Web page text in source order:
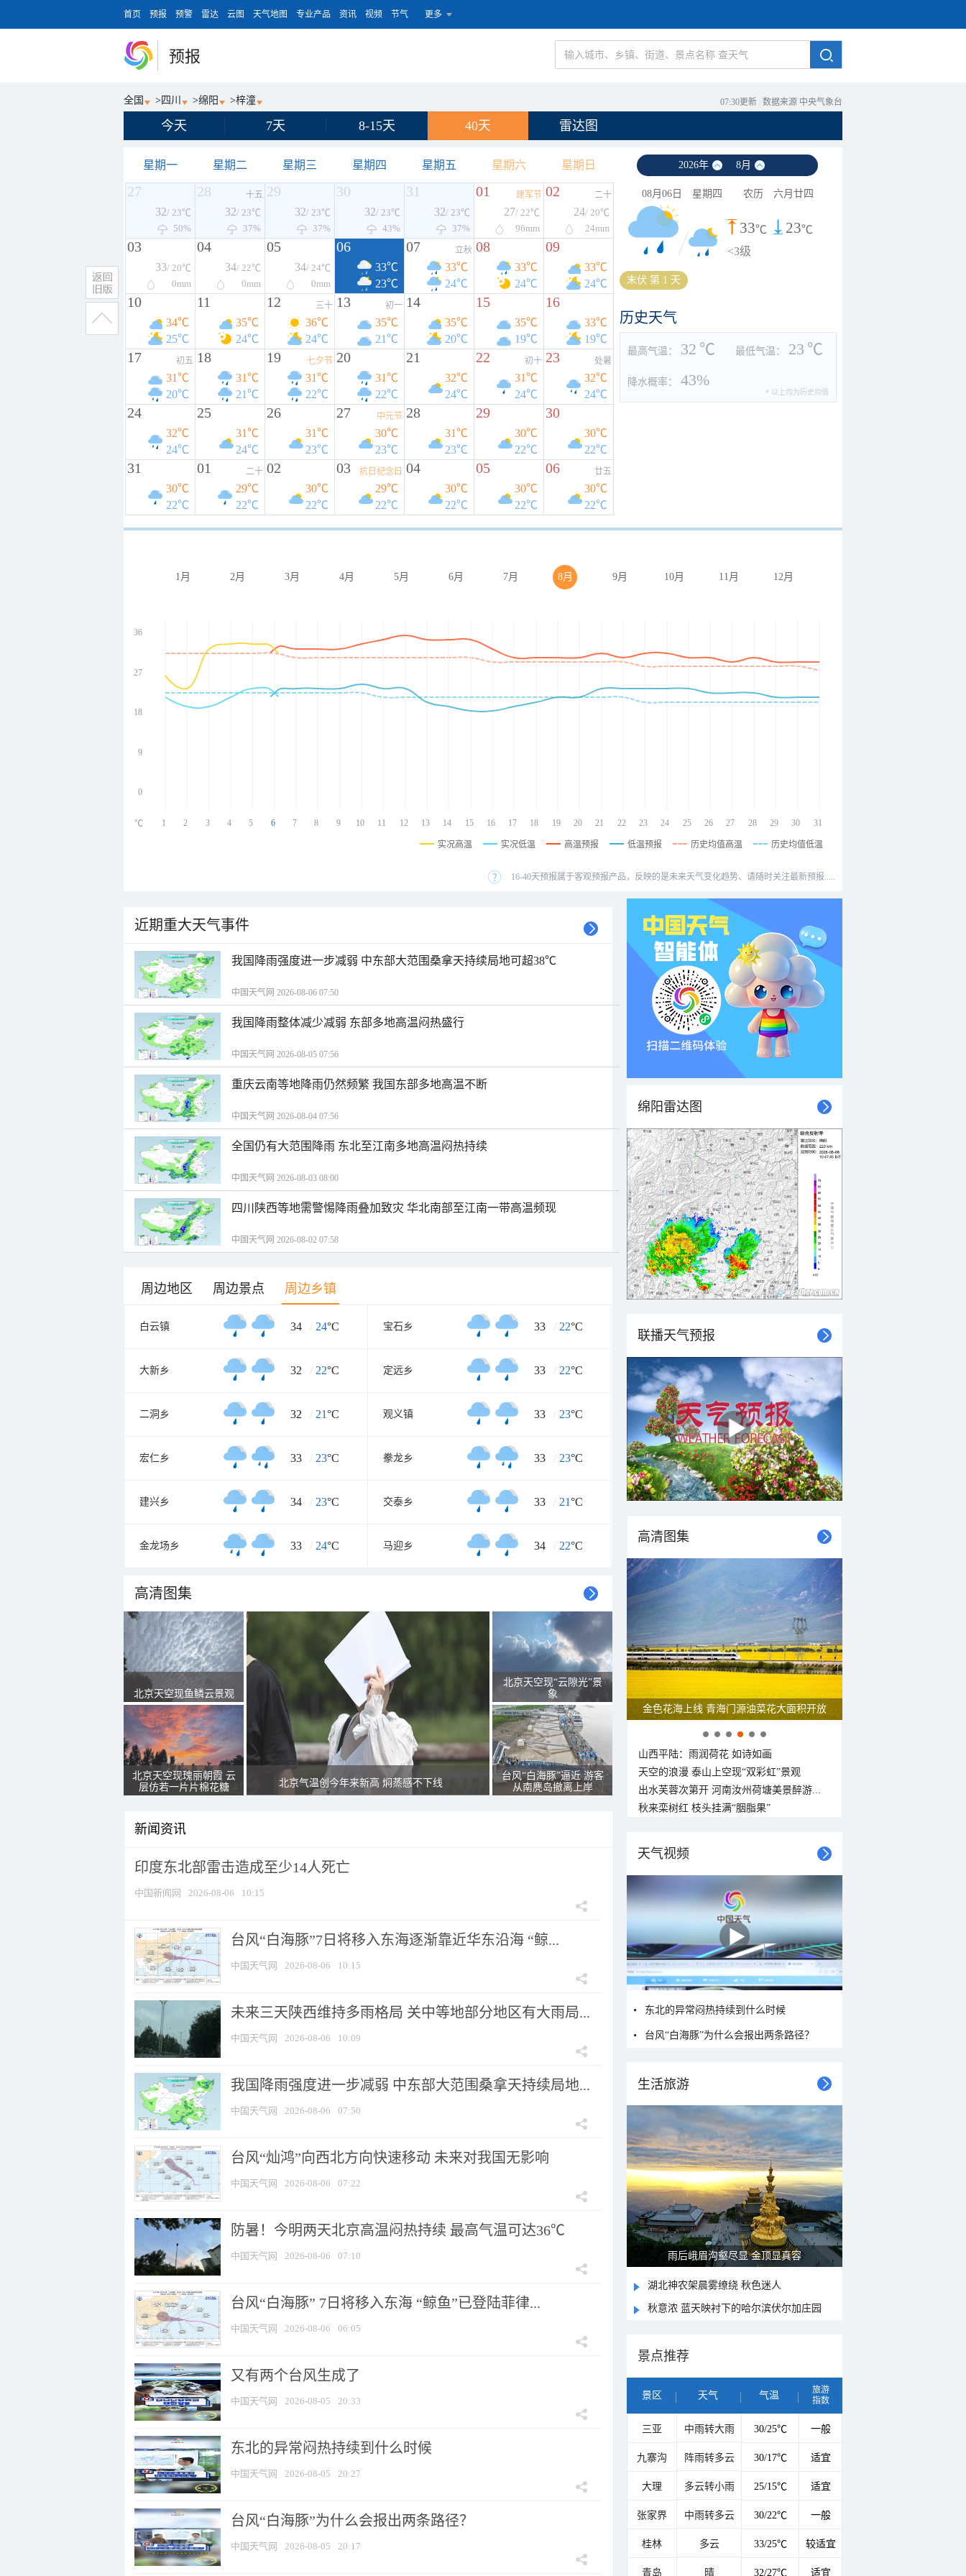
首页 预报 预警 雷达 云图 天气地图 专业产品 资讯 视频 节气 更多
预报
全国 > 四川 >绵阳 >梓潼 07:30更新 数据来源 中央气象台
今天 7天 8-15天 40天 雷达图
星期一 星期二 星期三 星期四 星期五 星期六 星期日
27
32/ 23℃
50%
28 十五
32/ 23℃
37%
29
32/ 23℃
37%
30
32/ 23℃
43%
31
32/ 23℃
37%
01 建军节
27/ 22℃
96mm
02 二十
24/ 20℃
24mm
03
33/ 20℃
0mm
04
34/ 22℃
0mm
05
34/ 24℃
0mm
06
33℃
23℃
07 立秋
33℃
24℃
08
33℃
24℃
09
33℃
24℃
10
34℃
25℃
11
35℃
24℃
12 三十
36℃
24℃
13 初一
35℃
21℃
14
35℃
20℃
15
35℃
19℃
16
33℃
19℃
17 初五
31℃
20℃
18
31℃
21℃
19 七夕节
31℃
22℃
20
31℃
22℃
21
32℃
24℃
22 初十
31℃
24℃
23 处暑
32℃
24℃
24
32℃
24℃
25
31℃
24℃
26
31℃
23℃
27 中元节
30℃
23℃
28
31℃
23℃
29
30℃
22℃
30
30℃
22℃
31
30℃
22℃
01 二十
29℃
22℃
02
30℃
22℃
03 抗日纪念日
29℃
22℃
04
30℃
22℃
05
30℃
22℃
06 廿五
30℃
22℃
2026年 8月
08月06日 星期四 农历 六月廿四
33℃ 23℃
<3级
末伏 第 1 天
历史天气
最高气温： 32 ℃ 最低气温： 23 ℃
降水概率： 43%
* 以上均为历史均值
1月 2月 3月 4月 5月 6月 7月 8月 9月 10月 11月 12月
36
27
18
9
0
1 2 3 4 5 6 7 8 9 10 11 12 13 14 15 16 17 18 19 20 21 22 23 24 25 26 27 28 29 30 31
℃
实况高温 实况低温 高温预报 低温预报 历史均值高温 历史均值低温
16-40天预报属于客观预报产品，反映的是未来天气变化趋势、请随时关注最新预报.....
近期重大天气事件
我国降雨强度进一步减弱 中东部大范围桑拿天持续局地可超38℃
中国天气网 2026-08-06 07:50
我国降雨整体减少减弱 东部多地高温闷热盛行
中国天气网 2026-08-05 07:56
重庆云南等地降雨仍然频繁 我国东部多地高温不断
中国天气网 2026-08-04 07:56
全国仍有大范围降雨 东北至江南多地高温闷热持续
中国天气网 2026-08-03 08:00
四川陕西等地需警惕降雨叠加致灾 华北南部至江南一带高温频现
中国天气网 2026-08-02 07:58
周边地区 周边景点 周边乡镇
白云镇 34 / 24°C 宝石乡 33 / 22°C
大新乡 32 / 22°C 定远乡 33 / 22°C
二洞乡 32 / 21°C 观义镇 33 / 23°C
宏仁乡 33 / 23°C 豢龙乡 33 / 23°C
建兴乡 34 / 23°C 交泰乡 33 / 21°C
金龙场乡 33 / 24°C 马迎乡 34 / 22°C
高清图集
北京天空现鱼鳞云景观
北京天空现瑰丽朝霞 云
层仿若一片片棉花糖
北京气温创今年来新高 焖蒸感不下线
北京天空现“云隙光”景
象
台风“白海豚”逼近 游客
从南麂岛撤离上岸
新闻资讯
印度东北部雷击造成至少14人死亡
中国新闻网 2026-08-06 10:15
台风“白海豚”7日将移入东海逐渐靠近华东沿海 “鲸...
中国天气网 2026-08-06 10:15
未来三天陕西维持多雨格局 关中等地部分地区有大雨局...
中国天气网 2026-08-06 10:09
我国降雨强度进一步减弱 中东部大范围桑拿天持续局地...
中国天气网 2026-08-06 07:50
台风“灿鸿”向西北方向快速移动 未来对我国无影响
中国天气网 2026-08-06 07:22
防暑！今明两天北京高温闷热持续 最高气温可达36℃
中国天气网 2026-08-06 07:10
台风“白海豚” 7日将移入东海 “鲸鱼”已登陆菲律...
中国天气网 2026-08-06 06:05
又有两个台风生成了
中国天气网 2026-08-05 20:33
东北的异常闷热持续到什么时候
中国天气网 2026-08-05 20:27
台风“白海豚”为什么会报出两条路径？
中国天气网 2026-08-05 20:17
绵阳雷达图
联播天气预报
高清图集
呼伦贝尔草原 藏着最治愈的蓝天白云
山西平陆：雨润荷花 如诗如画
天空的浪漫 泰山上空现“双彩虹”景观
出水芙蓉次第开 河南汝州荷塘美景醉游...
秋来栾树红 枝头挂满“胭脂果”
天气视频
东北的异常闷热持续到什么时候
台风“白海豚”为什么会报出两条路径？
生活旅游
山水扇面：秋红点缀颐和园西堤
湖北神农架晨雾缭绕 秋色迷人
秋意浓 蓝天映衬下的哈尔滨伏尔加庄园
景点推荐
景区 天气 气温
旅游
指数
三亚 中雨转大雨 30/25℃ 一般
九寨沟 阵雨转多云 30/17℃ 适宜
大理 多云转小雨 25/15℃ 适宜
张家界 中雨转多云 30/22℃ 一般
桂林 多云 33/25℃ 较适宜
青岛 晴 32/27℃ 适宜